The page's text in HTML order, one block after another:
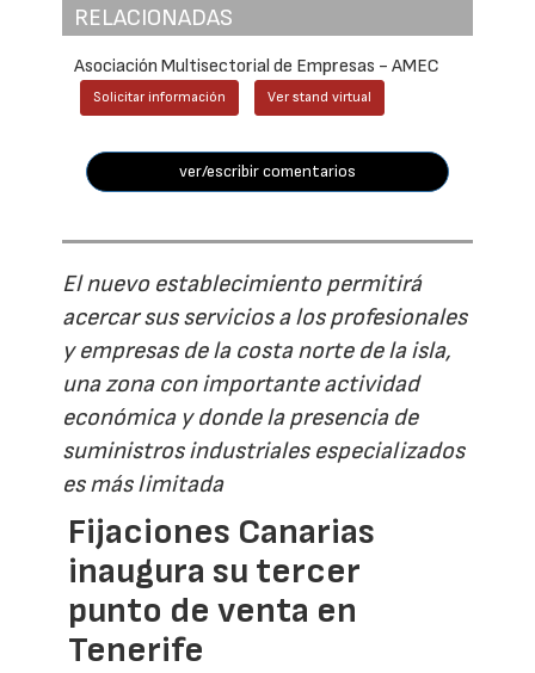
RELACIONADAS
Asociación Multisectorial de Empresas - AMEC
Solicitar información Ver stand virtual
ver/escribir comentarios
El nuevo establecimiento permitirá
acercar sus servicios a los profesionales
y empresas de la costa norte de la isla,
una zona con importante actividad
económica y donde la presencia de
suministros industriales especializados
es más limitada
Fijaciones Canarias
inaugura su tercer
punto de venta en
Tenerife